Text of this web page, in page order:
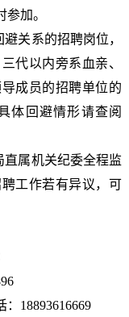
加。
关系的招聘岗位，
代以内旁系血亲、
成员的招聘单位的
体回避情形请查阅
直属机关纪委全程监
工作若有异议，可
18893616669